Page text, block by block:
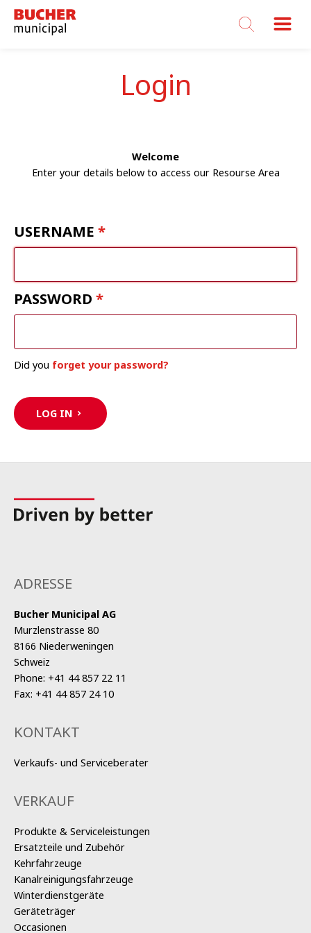
Bucher
Municipal
Login
Welcome
Enter your details below to access our Resourse Area
USERNAME
PASSWORD
Did you forget your password?
LOG IN
ADRESSE
Bucher Municipal AG
Murzlenstrasse 80
8166 Niederweningen
Schweiz
Phone: +41 44 857 22 11
Fax: +41 44 857 24 10
KONTAKT
Verkaufs- und Serviceberater
VERKAUF
Produkte & Serviceleistungen
Ersatzteile und Zubehör
Kehrfahrzeuge
Kanalreinigungsfahrzeuge
Winterdienstgeräte
Geräteträger
Occasionen